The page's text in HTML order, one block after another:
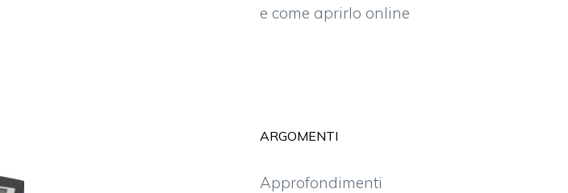
e come aprirlo online
ARGOMENTI
Approfondimenti